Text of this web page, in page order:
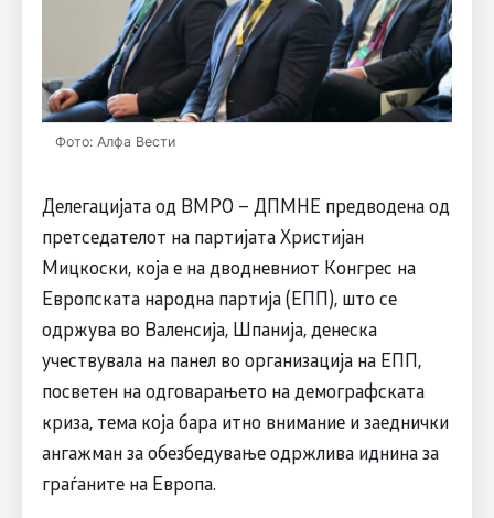
Фото: Алфа Вести
Делегацијата од ВМРО – ДПМНЕ предводена од
претседателот на партијата Христијан
Мицкоски, која е на дводневниот Конгрес на
Европската народна партија (ЕПП), што се
одржува во Валенсија, Шпанија, денеска
учествувала на панел во организација на ЕПП,
посветен на одговарањето на демографската
криза, тема која бара итно внимание и заеднички
ангажман за обезбедување одржлива иднина за
граѓаните на Европа.